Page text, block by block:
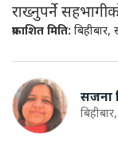
राख्नुपर्ने
प्रकाशित मिति:
सजना